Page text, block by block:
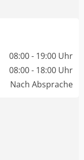
08:00 - 19:00 Uhr
08:00 - 18:00 Uhr
Nach Absprache